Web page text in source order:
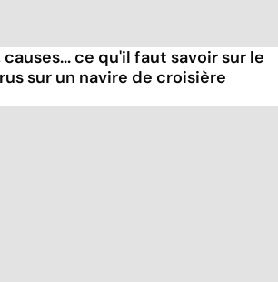
ce qu'il faut savoir sur le
sur un navire de croisière